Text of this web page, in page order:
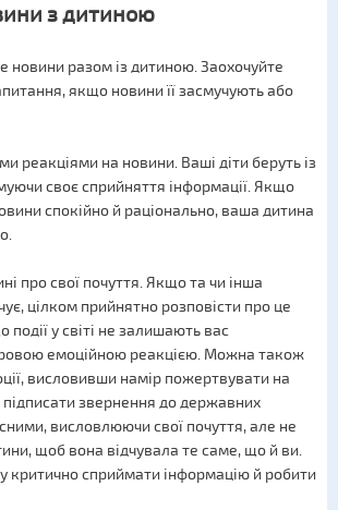
з дитиною
новини разом із дитиною. Заохочуйте
якщо новини її засмучують або
реакціями на новини. Ваші діти беруть із
своє сприйняття інформації. Якщо
спокійно й раціонально, ваша дитина
про свої почуття. Якщо та чи інша
цілком прийнятно розповісти про це
події у світі не залишають вас
емоційною реакцією. Можна також
висловивши намір пожертвувати на
підписати звернення до державних
висловлюючи свої почуття, але не
щоб вона відчувала те саме, що й ви.
критично сприймати інформацію й робити